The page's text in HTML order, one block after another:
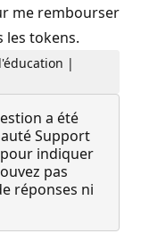
me rembourser
les tokens.
|
a été
Support
indiquer
pas
réponses ni